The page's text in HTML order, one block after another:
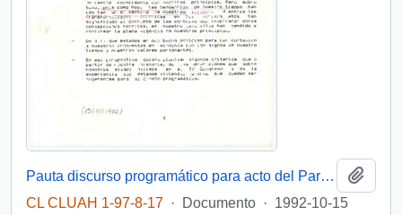
Pauta discurso programático para acto del Partido Demócrata Cristiano
CL CLUAH 1-97-8-17 · Documento · 1992-10-15